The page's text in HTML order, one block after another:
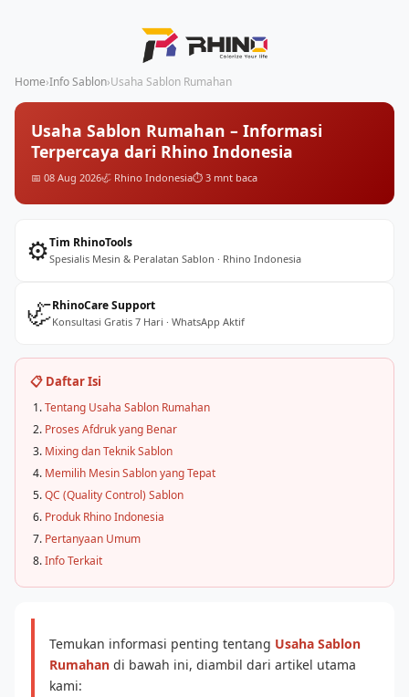
Home›Info Sablon›Usaha Sablon Rumahan
Usaha Sablon Rumahan – Informasi
Terpercaya dari Rhino Indonesia
📅 08 Aug 2026🦏 Rhino Indonesia⏱️ 3 mnt baca
⚙️Tim RhinoTools
Spesialis Mesin & Peralatan Sablon · Rhino Indonesia
🦏RhinoCare Support
Konsultasi Gratis 7 Hari · WhatsApp Aktif
📋 Daftar Isi
Tentang Usaha Sablon Rumahan
Proses Afdruk yang Benar
Mixing dan Teknik Sablon
Memilih Mesin Sablon yang Tepat
QC (Quality Control) Sablon
Produk Rhino Indonesia
Pertanyaan Umum
Info Terkait
Temukan informasi penting tentang Usaha Sablon
Rumahan di bawah ini, diambil dari artikel utama
kami: